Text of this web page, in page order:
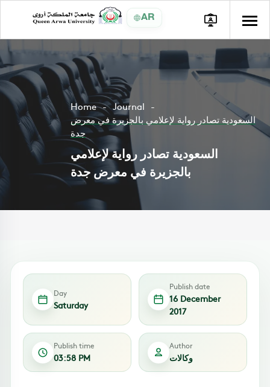
AR
Home
Journal
السعودية تصادر رواية لإعلامي بالجزيرة في معرض
جدة
السعودية تصادر رواية لإعلامي
بالجزيرة في معرض جدة
Day
Saturday
Publish date
16 December
2017
Publish time
03:58 PM
Author
وكالات